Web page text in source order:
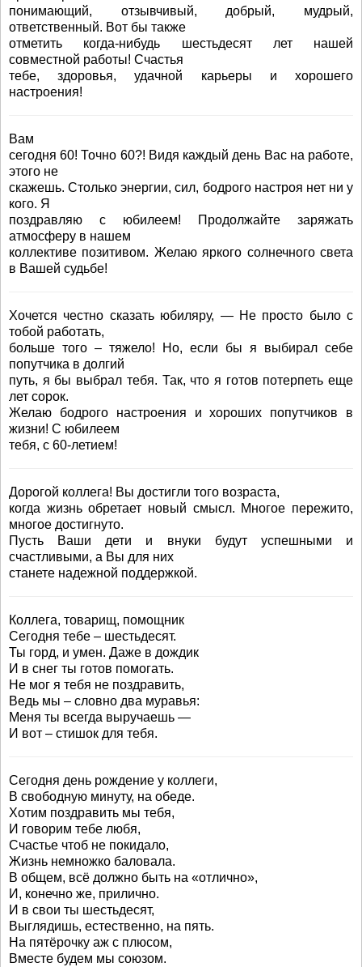
понимающий, отзывчивый, добрый, мудрый,
ответственный. Вот бы также
отметить когда-нибудь шестьдесят лет нашей
совместной работы! Счастья
тебе, здоровья, удачной карьеры и хорошего
настроения!
Вам
сегодня 60! Точно 60?! Видя каждый день Вас на работе,
этого не
скажешь. Столько энергии, сил, бодрого настроя нет ни у
кого. Я
поздравляю с юбилеем! Продолжайте заряжать
атмосферу в нашем
коллективе позитивом. Желаю яркого солнечного света
в Вашей судьбе!
Хочется честно сказать юбиляру, — Не просто было с
тобой работать,
больше того – тяжело! Но, если бы я выбирал себе
попутчика в долгий
путь, я бы выбрал тебя. Так, что я готов потерпеть еще
лет сорок.
Желаю бодрого настроения и хороших попутчиков в
жизни! С юбилеем
тебя, с 60-летием!
Дорогой коллега! Вы достигли того возраста,
когда жизнь обретает новый смысл. Многое пережито,
многое достигнуто.
Пусть Ваши дети и внуки будут успешными и
счастливыми, а Вы для них
станете надежной поддержкой.
Коллега, товарищ, помощник
Сегодня тебе – шестьдесят.
Ты горд, и умен. Даже в дождик
И в снег ты готов помогать.
Не мог я тебя не поздравить,
Ведь мы – словно два муравья:
Меня ты всегда выручаешь —
И вот – стишок для тебя.
Сегодня день рождение у коллеги,
В свободную минуту, на обеде.
Хотим поздравить мы тебя,
И говорим тебе любя,
Счастье чтоб не покидало,
Жизнь немножко баловала.
В общем, всё должно быть на «отлично»,
И, конечно же, прилично.
И в свои ты шестьдесят,
Выглядишь, естественно, на пять.
На пятёрочку аж с плюсом,
Вместе будем мы союзом.